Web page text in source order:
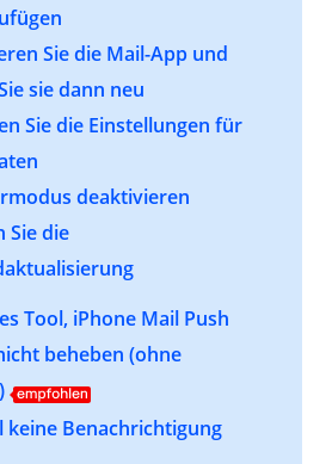
Sie die Mail-App und
sie dann neu
Sie die Einstellungen für
deaktivieren
Sie die
Tool, iPhone Mail Push
beheben (ohne
keine Benachrichtigung